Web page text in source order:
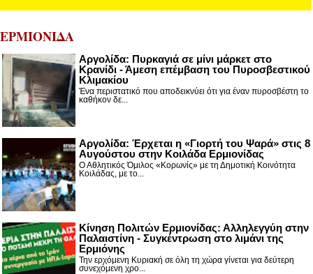
ΕΡΜΙΟΝΙΔΑ
Αργολίδα: Πυρκαγιά σε μίνι μάρκετ στο
Κρανίδι - Άμεση επέμβαση του Πυροσβεστικού
Κλιμακίου
Ένα περιστατικό που αποδεικνύει ότι για έναν πυροσβέστη το
καθήκον δε...
Αργολίδα: Έρχεται η «Γιορτή του Ψαρά» στις 8
Αυγούστου στην Κοιλάδα Ερμιονίδας
Ο Αθλητικός Όμιλος «Κορωνίς» με τη Δημοτική Κοινότητα
Κοιλάδας, με το...
Κίνηση Πολιτών Ερμιονίδας: Αλληλεγγύη στην
Παλαιστίνη - Συγκέντρωση στο λιμάνι της
Ερμιόνης
Την ερχόμενη Κυριακή σε όλη τη χώρα γίνεται για δεύτερη
συνεχόμενη χρο...